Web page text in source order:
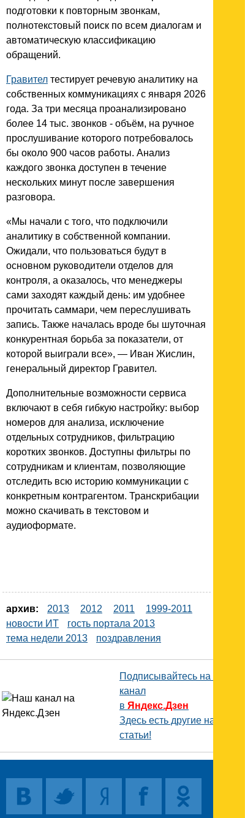
подготовки к повторным звонкам,
полнотекстовый поиск по всем диалогам и
автоматическую классификацию
обращений.
Гравител тестирует речевую аналитику на
собственных коммуникациях с января 2026
года. За три месяца проанализировано
более 14 тыс. звонков - объём, на ручное
прослушивание которого потребовалось
бы около 900 часов работы. Анализ
каждого звонка доступен в течение
нескольких минут после завершения
разговора.
«Мы начали с того, что подключили
аналитику в собственной компании.
Ожидали, что пользоваться будут в
основном руководители отделов для
контроля, а оказалось, что менеджеры
сами заходят каждый день: им удобнее
прочитать саммари, чем переслушивать
запись. Также началась вроде бы шуточная
конкурентная борьба за показатели, от
которой выиграли все», — Иван Жислин,
генеральный директор Гравител.
Дополнительные возможности сервиса
включают в себя гибкую настройку: выбор
номеров для анализа, исключение
отдельных сотрудников, фильтрацию
коротких звонков. Доступны фильтры по
сотрудникам и клиентам, позволяющие
отследить всю историю коммуникации с
конкретным контрагентом. Транскрибации
можно скачивать в текстовом и
аудиоформате.
архив: 2013 2012 2011
1999-2011
новости ИТ
гость портала 2013
тема недели 2013
поздравления
Подписывайтесь на наш
канал
в Яндекс.Дзен
Здесь есть другие наши
статьи!